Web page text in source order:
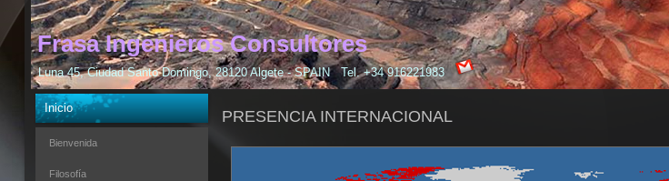
Frasa Ingenieros Consultores
Luna 45, Ciudad Santo Domingo, 28120 Algete - SPAIN Tel. +34 916221983
Inicio
Bienvenida
Filosofía
PRESENCIA INTERNACIONAL